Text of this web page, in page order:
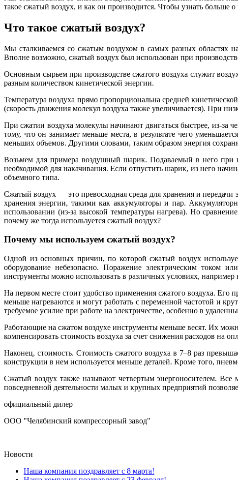
такое сжатый воздух, и как он производится. Чтобы узнать больше
Что такое сжатый воздух?
Мы сталкиваемся со сжатым воздухом в самых разных
Вполне возможно, сжатый воздух был использован при
Основным сырьем при производстве сжатого воздуха служит
разным количеством кинетической энергии.
Температура воздуха прямо пропорциональна средней
(скорость движения молекул воздуха также увеличивается). При
При сжатии воздуха молекулы начинают двигаться быстрее, из-за
тому, что он занимает меньше места, в результате чего
меньших объемов. Другими словами, таким образом энергия
Возьмем для примера воздушный шарик. Подаваемый в него при
необходимой для накачивания. Если отпустить шарик, из него
объемного типа.
Сжатый воздух — это превосходная среда для хранения и
хранения энергии, такими как аккумуляторы и пар.
использовании (из-за высокой температуры нагрева). Но
почему же тогда используется сжатый воздух?
Почему мы используем сжатый воздух?
Одной из основных причин, по которой сжатый воздух
оборудование небезопасно. Поражение электрическим током
инструменты можно использовать в различных условиях,
На первом месте стоит удобство применения сжатого воздуха.
меньше нагреваются и могут работать с переменной частотой и
требуемое усилие при работе на электричестве, особенно в
Работающие на сжатом воздухе инструменты меньше весят. Их
компенсировать стоимость воздуха за счет снижения расходов на
Наконец, стоимость. Стоимость сжатого воздуха в 7–8 раз
конструкции в нем используется меньше деталей. Кроме того,
Сжатый воздух также называют четвертым энергоносителем. Все
повседневной деятельности малых и крупных предприятий
официальный дилер
ООО "Челябинский компрессорный завод"
Новости
Наша компания поздравляет с 8 марта!